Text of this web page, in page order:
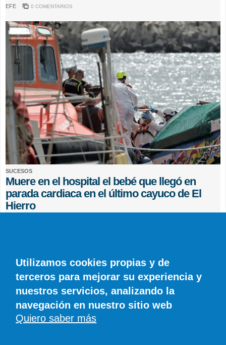
EFE 0 COMENTARIOS
SUCESOS
Muere en el hospital el bebé que llegó en
parada cardiaca en el último cayuco de El
Hierro
© SIROCO INFORMACIÓN SL | Tel. 828 081 655 | Móvil y WhatsApp 606 845
886 |info@diariodelanzarote.com
Utilizamos cookies propias y de
terceros para mejorar su experiencia y
nuestros servicios, analizando la
navegación en nuestro sitio web
Quiero saber más